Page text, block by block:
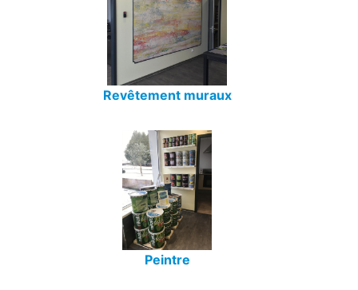
Revêtement muraux
Peintre